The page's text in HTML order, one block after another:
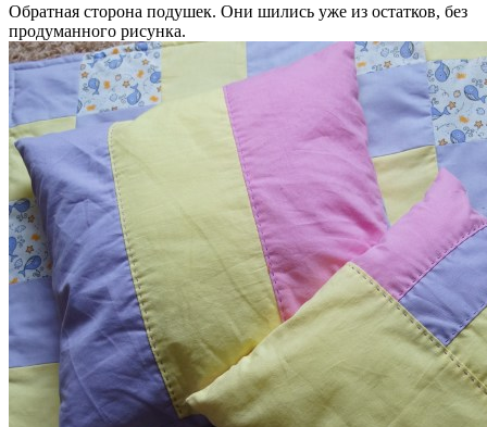
Обратная сторона подушек. Они шились уже из остатков, без
продуманного рисунка.